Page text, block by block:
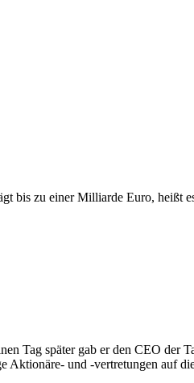
bis zu einer Milliarde Euro, heißt
Tag später gab er den CEO der
und -vertretungen auf